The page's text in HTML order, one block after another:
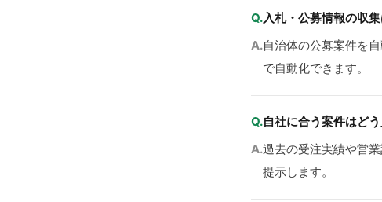
Q.入札・公募情報の収
A.自治体の公募案件を
で自動化できます。
Q.自社に合う案件はど
A.過去の受注実績や営
提示します。